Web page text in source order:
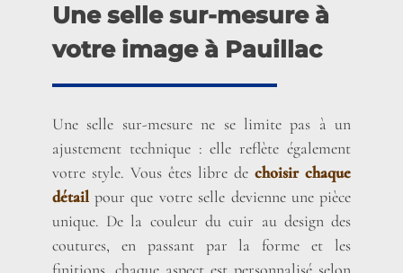
Une selle sur-mesure à
votre image à Pauillac
Une selle sur-mesure ne se limite pas à un
ajustement technique : elle reflète également
votre style. Vous êtes libre dechoisir chaque
détailpour que votre selle devienne une pièce
unique. De la couleur du cuir au design des
coutures, en passant par la forme et les